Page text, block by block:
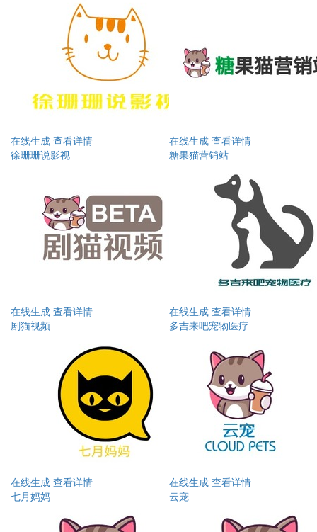
在线生成 查看详情
徐珊珊说影视
在线生成 查看详情
糖果猫营销站
在线生成 查看详情
剧猫视频
在线生成 查看详情
多吉来吧宠物医疗
在线生成 查看详情
七月妈妈
在线生成 查看详情
云宠